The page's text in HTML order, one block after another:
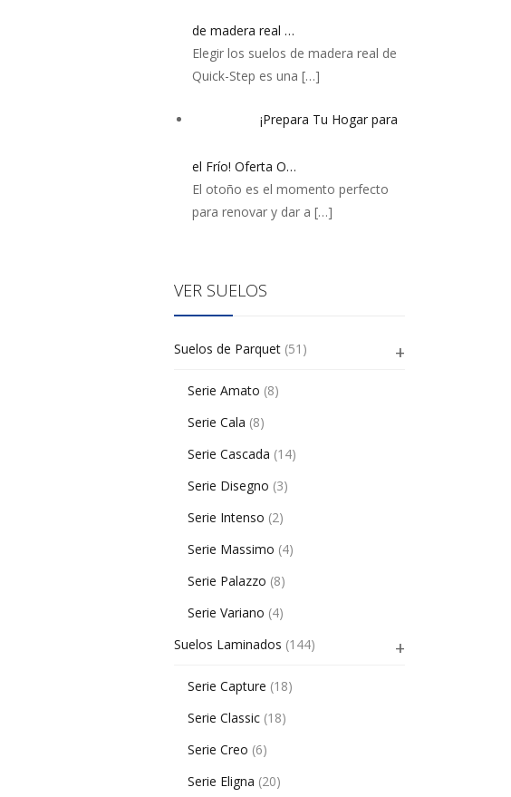
de madera real …
Elegir los suelos de madera real de
Quick-Step es una […]
¡Prepara Tu Hogar para
el Frío! Oferta O…
El otoño es el momento perfecto
para renovar y dar a […]
VER SUELOS
Suelos de Parquet (51)
Serie Amato (8)
Serie Cala (8)
Serie Cascada (14)
Serie Disegno (3)
Serie Intenso (2)
Serie Massimo (4)
Serie Palazzo (8)
Serie Variano (4)
Suelos Laminados (144)
Serie Capture (18)
Serie Classic (18)
Serie Creo (6)
Serie Eligna (20)